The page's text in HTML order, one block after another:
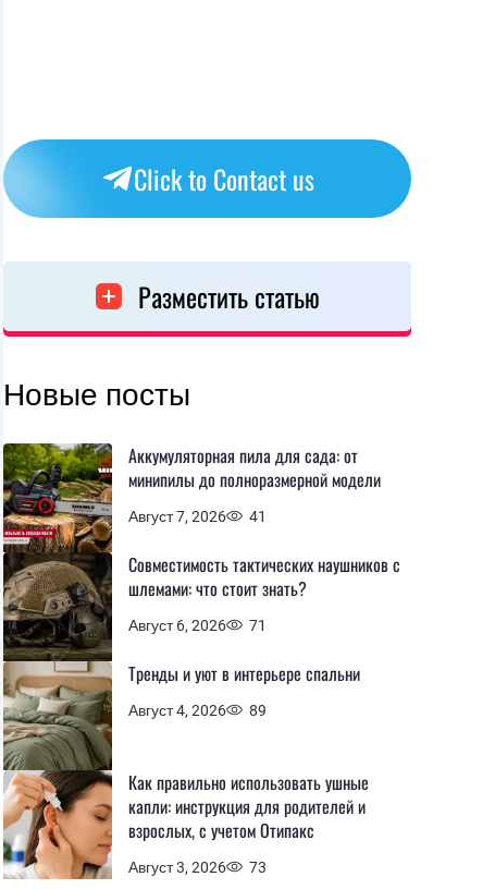
Click to Contact us
Разместить статью
Новые посты
Август 7, 2026 41
Аккумуляторная пила для сада: от
минипилы до полноразмерной модели
Август 6, 2026 71
Совместимость тактических наушников с
шлемами: что стоит знать?
Август 4, 2026 89
Тренды и уют в интерьере спальни
Август 3, 2026 73
Как правильно использовать ушные
капли: инструкция для родителей и
взрослых, с учетом Отипакс